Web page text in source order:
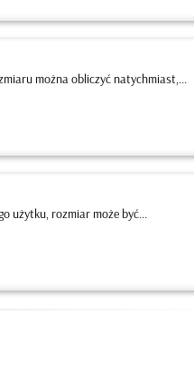
można obliczyć natychmiast,...
użytku, rozmiar może być...